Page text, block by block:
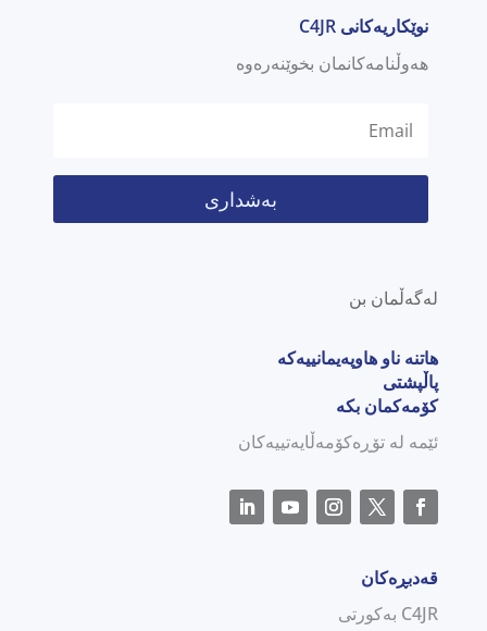
نوێکاریەکانی C4JR
هەوڵنامەکانمان بخوێنەرەوە
بەشداری
لەگەڵمان بن
هاتنە ناو هاوپەیمانییەکە
پاڵپشتی
کۆمەکمان بکە
ئێمە لە تۆڕەکۆمەڵایەتییەکان
قەدبڕەکان
C4JR بەکورتی